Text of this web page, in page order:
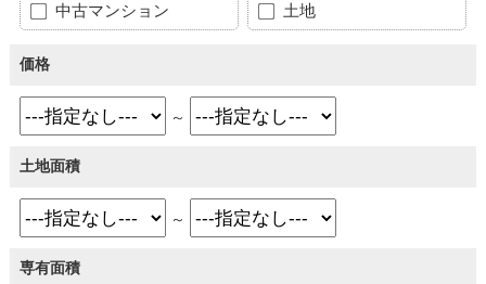
中古マンション 土地
価格
～
土地面積
～
専有面積